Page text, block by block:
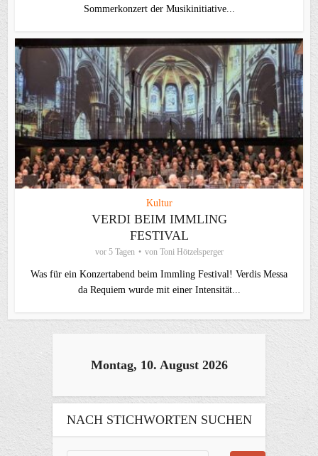
Sommerkonzert der Musikinitiative...
Kultur
VERDI BEIM IMMLING
FESTIVAL
vor 5 Tagen von Toni Hötzelsperger
Was für ein Konzertabend beim Immling Festival! Verdis Messa
da Requiem wurde mit einer Intensität...
Montag, 10. August 2026
NACH STICHWORTEN SUCHEN